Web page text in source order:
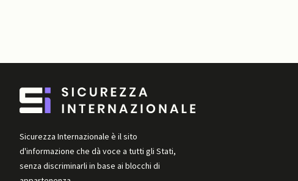
Sicurezza Internazionale è il sito
d'informazione che dà voce a tutti gli Stati,
senza discriminarli in base ai blocchi di